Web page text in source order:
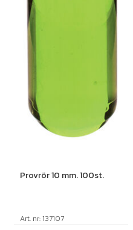
Provrör 10 mm. 100st.
Art. nr: 137107